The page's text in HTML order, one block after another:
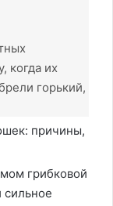
когда их
горький,
грибковой
сильное